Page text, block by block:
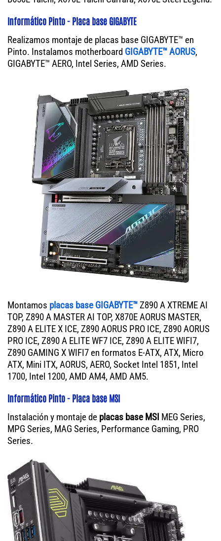
Informático Pinto - Placa base GIGABYTE
Realizamos montaje de placas base GIGABYTE™ en
Pinto. Instalamos motherboard GIGABYTE™ AORUS,
GIGABYTE™ AERO, Intel Series, AMD Series.
Montamos placas base GIGABYTE™Z890 A XTREME AI
TOP, Z890 A MASTER AI TOP, X870E AORUS MASTER,
Z890 A ELITE X ICE, Z890 AORUS PRO ICE, Z890 AORUS
PRO ICE, Z890 A ELITE WF7 ICE, Z890 A ELITE WIFI7,
Z890 GAMING X WIFI7 en formatos E-ATX, ATX, Micro
ATX, Mini ITX, AORUS, AERO, Socket Intel 1851, Intel
1700, Intel 1200, AMD AM4, AMD AM5.
Informático Pinto - Placa base MSI
Instalación y montaje de placas base MSI MEG Series,
MPG Series, MAG Series, Performance Gaming, PRO
Series.